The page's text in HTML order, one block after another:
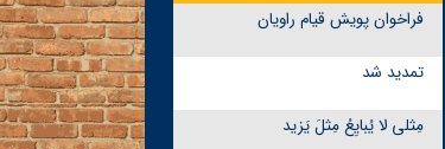
فراخوان پویش قیام راویان
تمدید شد
مِثلی لا یُبایِعُ مِثلَ یَزید